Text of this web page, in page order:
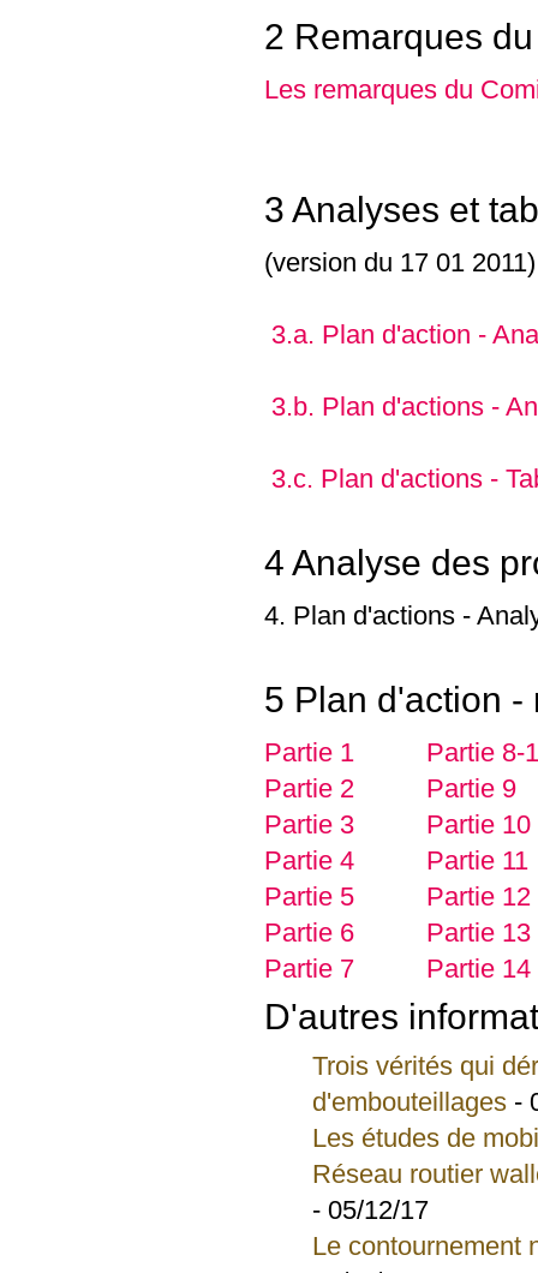
2 Remarques
Les remarques du
3 Analyses et
(version du 17 01
3.a. Plan d'action -
3.b. Plan d'actions -
3.c. Plan d'actions -
4 Analyse des
4. Plan d'actions -
5 Plan d'action -
Partie 1
Partie 8-1
Partie 2
Partie 9
Partie 3
Partie 10
Partie 4
Partie 11
Partie 5
Partie 12
Partie 6
Partie 13
Partie 7
Partie 14
D'autres
Trois vérités qui
d'embouteillages -
Les études de
Réseau routier
- 05/12/17
Le contournement